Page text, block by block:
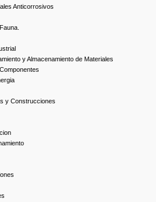
Anticorrosivos
y Almacenamiento de Materiales
y Construcciones